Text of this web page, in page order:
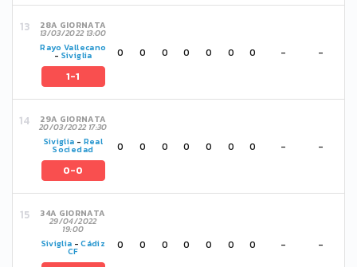
28A GIORNATA
13/03/2022 13:00
Rayo Vallecano
- Siviglia
1-1
0 0 0 0 0 0 0 - -
29A GIORNATA
20/03/2022 17:30
Siviglia - Real
Sociedad
0-0
0 0 0 0 0 0 0 - -
34A GIORNATA
29/04/2022
19:00
Siviglia -Cádiz
CF 0 0 0 0 0 0 0 - -